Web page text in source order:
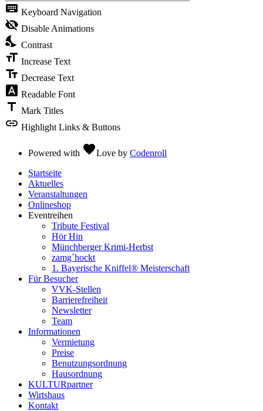
keyboard Keyboard Navigation
visibility_off Disable Animations
nights_stay Contrast
format_size Increase Text
text_fields Decrease Text
font_download Readable Font
title Mark Titles
link Highlight Links & Buttons
Powered with favoriteLove by Codenroll
Startseite
Aktuelles
Veranstaltungen
Onlineshop
Eventreihen
Tribute Festival
Hör Hin
Münchberger Krimi-Herbst
zamg´hockt
1. Bayerische Kniffel® Meisterschaft
Für Besucher
VVK-Stellen
Barrierefreiheit
Newsletter
Team
Informationen
Vermietung
Preise
Benutzungsordnung
Hausordnung
KULTURpartner
Wirtshaus
Kontakt